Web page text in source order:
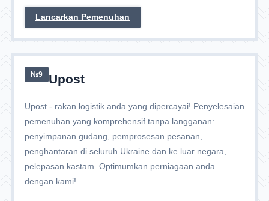
Lancarkan Pemenuhan
№9 Upost
Upost - rakan logistik anda yang dipercayai! Penyelesaian
pemenuhan yang komprehensif tanpa langganan:
penyimpanan gudang, pemprosesan pesanan,
penghantaran di seluruh Ukraine dan ke luar negara,
pelepasan kastam. Optimumkan perniagaan anda
dengan kami!